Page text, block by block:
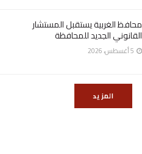
محافظ الغربية يستقبل المستشار
القانوني الجديد للمحافظة
المزيد